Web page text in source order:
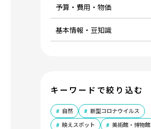
予算・費用・物価
基本情報・豆知識
キーワードで絞り込む
自然 新型コロナウイルス
映えスポット 美術館・博物館